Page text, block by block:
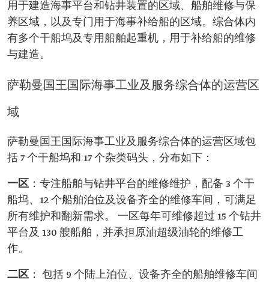
用于建造海事平台和钻井装置的区域、船舶维修与保
养区域，以及专门用于海事补给船的区域。综合体内
有多个干船坞及专用船舶起重机，用于补给船的维修
与建造。
萨勒曼国王国际海事工业及服务综合体的运营区
域
萨勒曼国王国际海事工业及服务综合体的运营区域包
括 7 个干船坞和 17 个杂类码头，分布如下：
一区 ：专注船舶与钻井平台的维修维护，配备 3 个干
船坞、12 个船舶泊位及设备齐全的维修车间，可满足
所有维护和翻新需求。 一区每年可维修超过 15 个钻井
平台及 130 艘船舶，并承担原油超级油轮的维修工
作。
二区 ： 包括 9 个陆上泊位、设备齐全的船舶维修车间